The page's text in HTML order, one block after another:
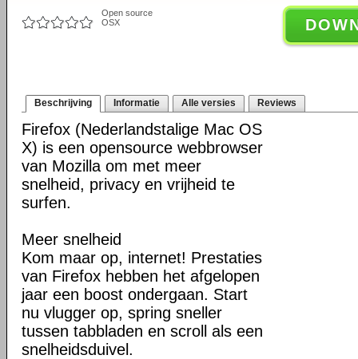
Open source
OSX
Beschrijving Informatie Alle versies Reviews
Firefox (Nederlandstalige Mac OS
X) is een opensource webbrowser
van Mozilla om met meer
snelheid, privacy en vrijheid te
surfen.
Meer snelheid
Kom maar op, internet! Prestaties
van Firefox hebben het afgelopen
jaar een boost ondergaan. Start
nu vlugger op, spring sneller
tussen tabbladen en scroll als een
snelheidsduivel.